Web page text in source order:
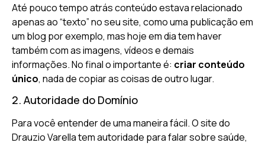
Até pouco tempo atrás conteúdo estava relacionado
apenas ao “texto” no seu site, como uma publicação em
um blog por exemplo, mas hoje em dia tem haver
também com as imagens, vídeos e demais
informações. No final o importante é: criar conteúdo
único, nada de copiar as coisas de outro lugar.
2. Autoridade do Domínio
Para você entender de uma maneira fácil. O site do
Drauzio Varella tem autoridade para falar sobre saúde,